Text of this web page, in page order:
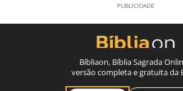
Bíbliaon, Bíblia Sagrada
versão completa e gratuita da